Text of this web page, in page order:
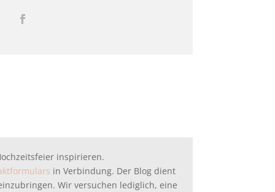
inspirieren.
in Verbindung. Der Blog dient
Wir versuchen lediglich, eine